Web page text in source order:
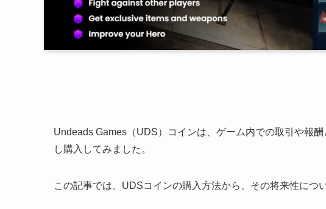
Undeads Games（UDS）コインは、ゲーム内での取引や報
し購入してみました。
この記事では、UDSコインの購入方法から、その将来性につ